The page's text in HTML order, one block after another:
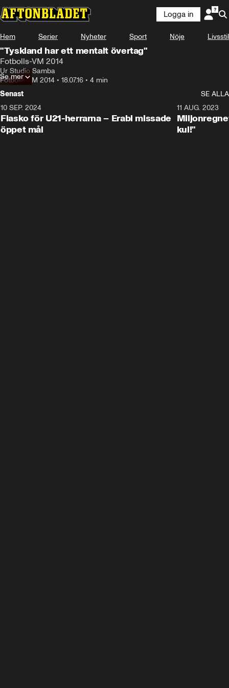
Logga in
Hem Serier Nyheter Sport Nöje Livsstil
"Tyskland har ett mentalt övertag"
Fotbolls-VM 2014
Ur Studio Samba
Fotbolls-VM 2014 • 18.07.16 • 4 min
Se mer
Senast
SE ALLA
10 SEP. 2024
Fiasko för U21-herrarna – Erabi missade
öppet mål
11 AUG. 2023
kul!"